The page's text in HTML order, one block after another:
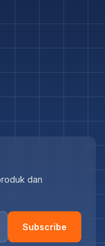
dan
Subscribe